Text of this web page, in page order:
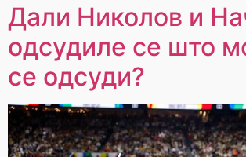
Дали Николов и
одсудиле се што
се одсуди?